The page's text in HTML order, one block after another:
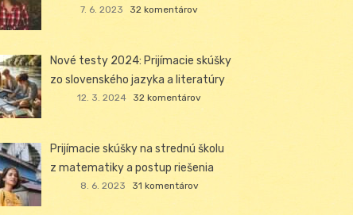
7. 6. 2023 32 komentárov
Nové testy 2024: Prijímacie skúšky
zo slovenského jazyka a literatúry
12. 3. 2024 32 komentárov
Prijímacie skúšky na strednú školu
z matematiky a postup riešenia
8. 6. 2023 31 komentárov